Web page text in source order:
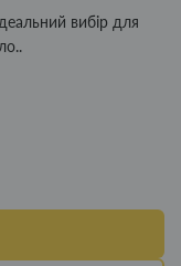
вибір для